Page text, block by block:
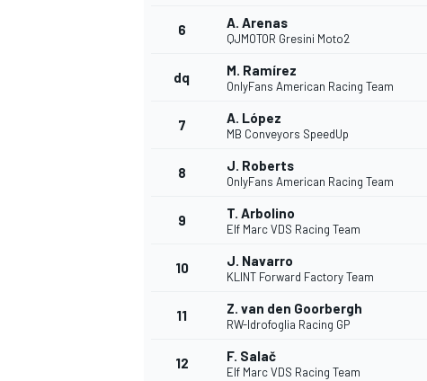
FÓRMULA E
6 A. Arenas
QJMOTOR Gresini Moto2
dq M. Ramírez
OnlyFans American Racing Team
7 A. López
MB Conveyors SpeedUp
8 J. Roberts
OnlyFans American Racing Team
9 T. Arbolino
Elf Marc VDS Racing Team
10 J. Navarro
KLINT Forward Factory Team
11 Z. van den Goorbergh
RW-Idrofoglia Racing GP
12 F. Salač
Elf Marc VDS Racing Team